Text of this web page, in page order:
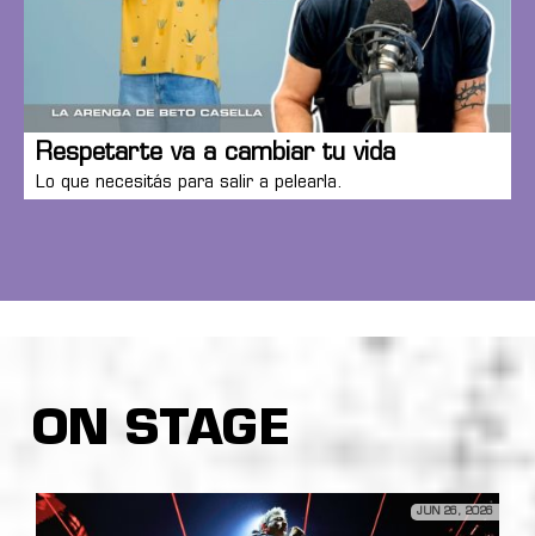
Respetarte va a cambiar tu vida
Lo que necesitás para salir a pelearla.
ON STAGE
JUN 26, 2026